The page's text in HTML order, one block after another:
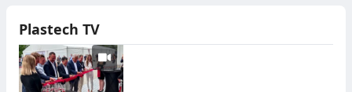
T
U
W
Plastech TV